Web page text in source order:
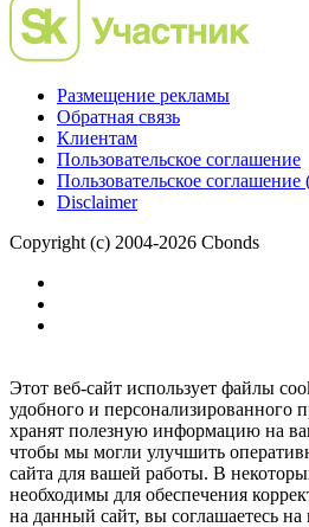
Размещение рекламы
Обратная связь
Клиентам
Пользовательское соглашение
Пользовательское соглашение
Disclaimer
Copyright (c) 2004-2026 Cbonds
Этот веб-сайт использует файлы
удобного и персонализированного
хранят полезную информацию на
чтобы мы могли улучшить
сайта для вашей работы. В
необходимы для обеспечения
на данный сайт, вы соглашаетесь